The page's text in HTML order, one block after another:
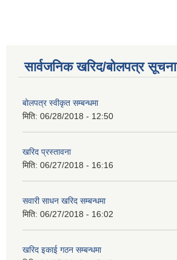
सार्वजनिक खरिद/बोलपत्र सूचना
बोलपत्र स्वीकृत सम्बन्धमा
मिति: 06/28/2018 - 12:50
खरिद प्रस्तावना
मिति: 06/27/2018 - 16:16
सवारी साधन खरिद सम्बन्धमा
मिति: 06/27/2018 - 16:02
खरिद इकाई गठन सम्बन्धमा